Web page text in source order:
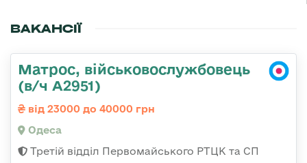
ВАКАНСІЇ
Матрос, військовослужбовець
(в/ч А2951)
від 23000 до 40000 грн
Одеса
Третій відділ Первомайського РТЦК та СП